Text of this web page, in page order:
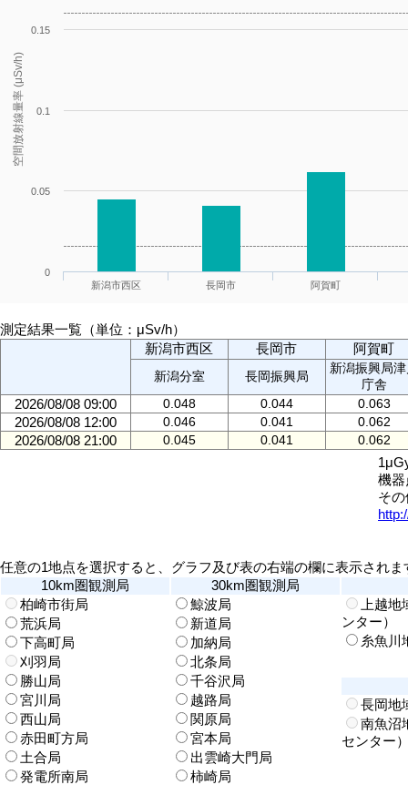
空間放射線量率 (μSv/h)
新潟市西区 長岡市 阿賀町
0
0.05
0.1
0.15
測定結果一覧（単位：μSv/h）
新潟市西区
長岡市 阿賀町
新潟分室 長岡振興局
新潟振興局
庁舎
2026/08/08 09:00 0.048 0.044 0.063
2026/08/08 12:00 0.046 0.041 0.062
2026/08/08 21:00 0.045 0.041 0.062
機
そ
任意の1地点を選択すると、グラフ及び表の右端の欄に表示されま
10km圏観測局
柏崎市街局
荒浜局
下高町局
刈羽局
勝山局
宮川局
西山局
赤田町方局
土合局
発電所南局
30km圏観測局
鯨波局
新道局
加納局
北条局
千谷沢局
越路局
関原局
宮本局
出雲崎大門局
柿崎局
上越
ンター）
糸魚川
長岡地
南魚沼
センター